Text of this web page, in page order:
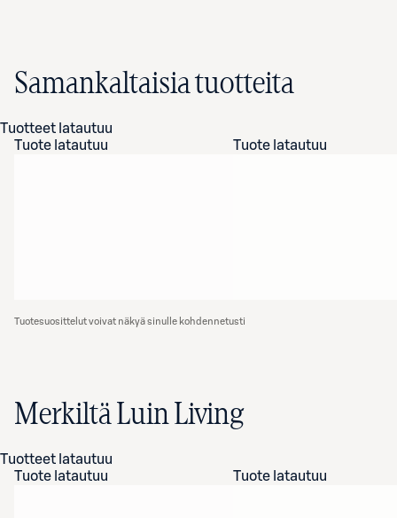
Samankaltaisia tuotteita
Tuotteet latautuu
Tuote latautuu
Tuote latautuu
Tuotesuosittelut voivat näkyä sinulle kohdennetusti
Merkiltä Luin Living
Tuotteet latautuu
Tuote latautuu
Tuote latautuu